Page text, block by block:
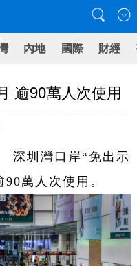
內地 國際 財經
逾90萬人次使用
深圳灣口岸“免出示
萬人次使用。